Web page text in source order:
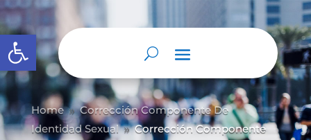
Abrir barra de herramientas
Home 9 Corrección Componente De
Identidad Sexual 9 Corrección Componente